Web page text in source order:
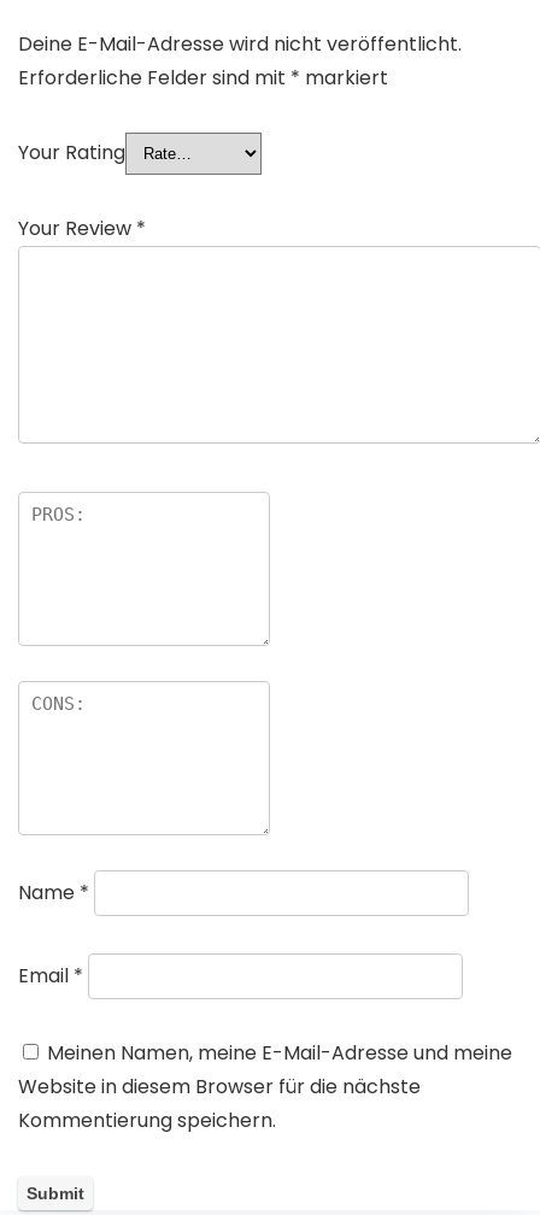
Deine E-Mail-Adresse wird nicht veröffentlicht.
Erforderliche Felder sind mit * markiert
Your Rating
Your Review *
Name *
Email *
Meinen Namen, meine E-Mail-Adresse und meine
Website in diesem Browser für die nächste
Kommentierung speichern.